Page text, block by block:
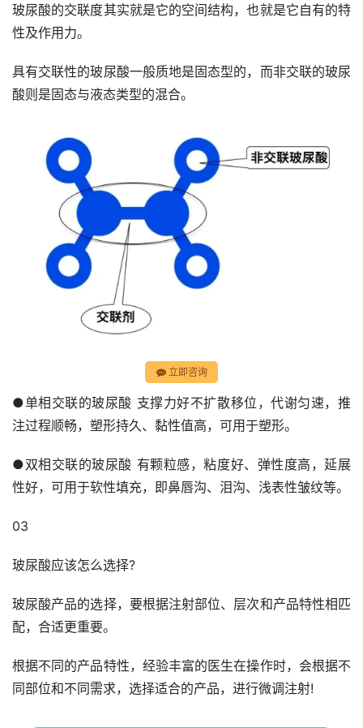
玻尿酸的交联度其实就是它的空间结构，也就是它自有的特
性及作用力。
具有交联性的玻尿酸一般质地是固态型的，而非交联的玻尿
酸则是固态与液态类型的混合。
立即咨询
●单相交联的玻尿酸 支撑力好不扩散移位，代谢匀速，推
注过程顺畅，塑形持久、黏性值高，可用于塑形。
●双相交联的玻尿酸 有颗粒感，粘度好、弹性度高，延展
性好，可用于软性填充，即鼻唇沟、泪沟、浅表性皱纹等。
03
玻尿酸应该怎么选择?
玻尿酸产品的选择，要根据注射部位、层次和产品特性相匹
配，合适更重要。
根据不同的产品特性，经验丰富的医生在操作时，会根据不
同部位和不同需求，选择适合的产品，进行微调注射!